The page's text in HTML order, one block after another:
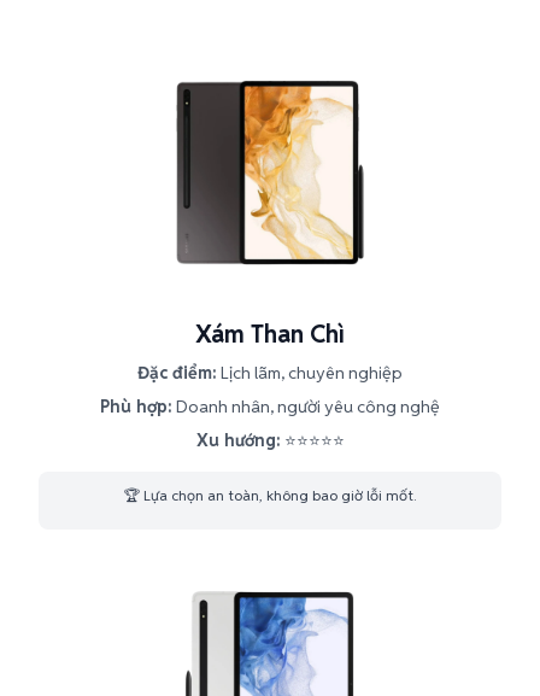
Xám Than Chì
Đặc điểm: Lịch lãm, chuyên nghiệp
Phù hợp: Doanh nhân, người yêu công nghệ
Xu hướng: ⭐⭐⭐⭐⭐
🏆 Lựa chọn an toàn, không bao giờ lỗi mốt.